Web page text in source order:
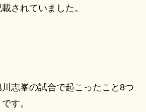
されていました。
志峯の試合で起こったこと8つ
す。